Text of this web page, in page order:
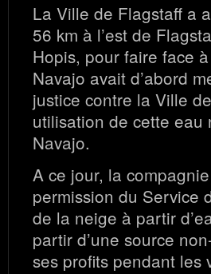
La Ville de Flagstaff a
56 km à l’est de
Hopis, pour faire face
Navajo avait d’abord
justice contre la Ville
utilisation de cette
Navajo.
A ce jour, la
permission du Service
de la neige à partir
partir d’une source
ses profits pendant les